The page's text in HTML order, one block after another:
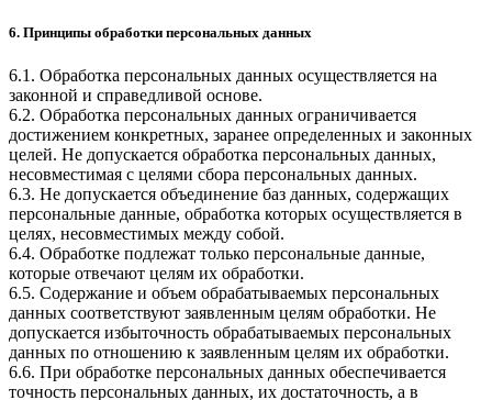
6. Принципы обработки персональных данных
6.1. Обработка персональных данных осуществляется на
законной и справедливой основе.
6.2. Обработка персональных данных ограничивается
достижением конкретных, заранее определенных и законных
целей. Не допускается обработка персональных данных,
несовместимая с целями сбора персональных данных.
6.3. Не допускается объединение баз данных, содержащих
персональные данные, обработка которых осуществляется в
целях, несовместимых между собой.
6.4. Обработке подлежат только персональные данные,
которые отвечают целям их обработки.
6.5. Содержание и объем обрабатываемых персональных
данных соответствуют заявленным целям обработки. Не
допускается избыточность обрабатываемых персональных
данных по отношению к заявленным целям их обработки.
6.6. При обработке персональных данных обеспечивается
точность персональных данных, их достаточность, а в